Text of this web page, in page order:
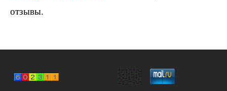
отзывы.